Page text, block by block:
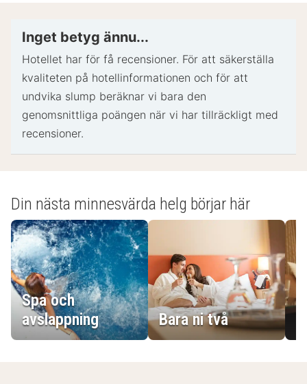
Inget betyg ännu...
Hotellet har för få recensioner. För att säkerställa
kvaliteten på hotellinformationen och för att
undvika slump beräknar vi bara den
genomsnittliga poängen när vi har tillräckligt med
recensioner.
Din nästa minnesvärda helg börjar här
Spa och
avslappning
Bara ni två